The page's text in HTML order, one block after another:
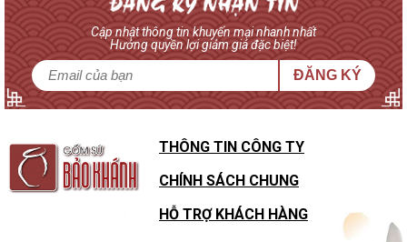
Cập nhật thông tin khuyến mại nhanh nhất
Hưởng quyền lợi giảm giá đặc biệt!
ĐĂNG KÝ
THÔNG TIN CÔNG TY
CHÍNH SÁCH CHUNG
HỖ TRỢ KHÁCH HÀNG